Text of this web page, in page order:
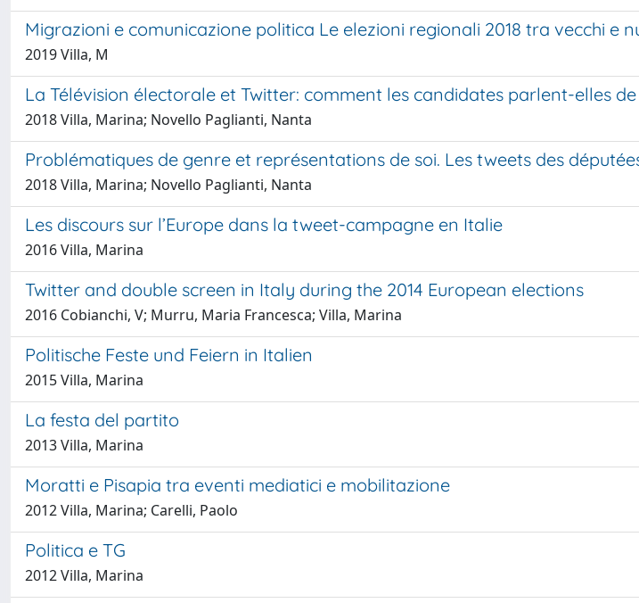
Migrazioni e comunicazione politica Le elezioni regionali 2018 tra vecchi e
2019 Villa, M
La Télévision électorale et Twitter: comment les candidates parlent-elles
2018 Villa, Marina; Novello Paglianti, Nanta
Problématiques de genre et représentations de soi. Les tweets des
2018 Villa, Marina; Novello Paglianti, Nanta
Les discours sur l’Europe dans la tweet-campagne en Italie
2016 Villa, Marina
Twitter and double screen in Italy during the 2014 European elections
2016 Cobianchi, V; Murru, Maria Francesca; Villa, Marina
Politische Feste und Feiern in Italien
2015 Villa, Marina
La festa del partito
2013 Villa, Marina
Moratti e Pisapia tra eventi mediatici e mobilitazione
2012 Villa, Marina; Carelli, Paolo
Politica e TG
2012 Villa, Marina